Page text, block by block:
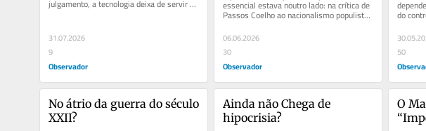
julgamento, a tecnologia deixa de servir a
justiça para começar a...
31.07.2026
9
Observador
essencial estava noutro lado: na crítica de
Passos Coelho ao nacionalismo populista,
06.06.2026
30
Observador
do
50
No átrio da guerra do século
XXII?
Ainda não Chega de
hipocrisia?
O